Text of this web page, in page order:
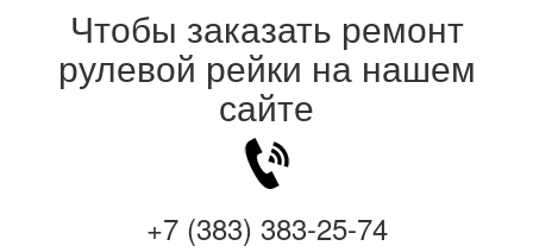
Чтобы заказать ремонт
рулевой рейки на нашем
сайте
+7 (383) 383-25-74